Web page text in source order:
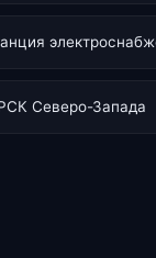
Северо-Запада